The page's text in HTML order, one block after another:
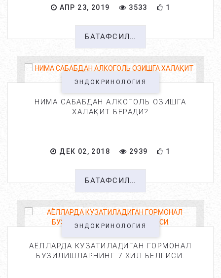
АПР 23, 2019 3533 1
БАТАФСИЛ...
ЭНДОКРИНОЛОГИЯ
НИМА САБАБДАН АЛКОГОЛЬ ОЗИШГА
ХАЛАҚИТ БЕРАДИ?
ДЕК 02, 2018 2939 1
БАТАФСИЛ...
ЭНДОКРИНОЛОГИЯ
АЁЛЛАРДА КУЗАТИЛАДИГАН ГОРМОНАЛ
БУЗИЛИШЛАРНИНГ 7 ХИЛ БЕЛГИСИ.